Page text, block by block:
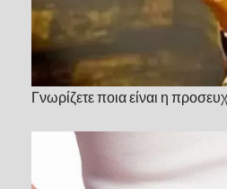
Γνωρίζετε ποια είναι η